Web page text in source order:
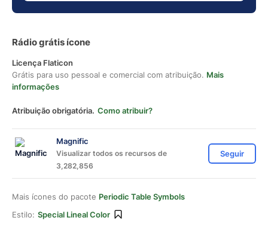
Rádio grátis ícone
Licença Flaticon
Grátis para uso pessoal e comercial com atribuição. Mais
informações
Atribuição obrigatória. Como atribuir?
Magnific
Visualizar todos os recursos de
3,282,856
Seguir
Mais ícones do pacote Periodic Table Symbols
Estilo: Special Lineal Color